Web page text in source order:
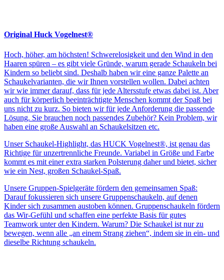
Original Huck Vogelnest®
Hoch, höher, am höchsten! Schwerelosigkeit und den Wind in den
Haaren spüren – es gibt viele Gründe, warum gerade Schaukeln bei
Kindern so beliebt sind. Deshalb haben wir eine ganze Palette an
Schaukelvarianten, die wir Ihnen vorstellen wollen. Dabei achten
wir wie immer darauf, dass für jede Altersstufe etwas dabei ist. Aber
auch für körperlich beeinträchtigte Menschen kommt der Spaß bei
uns nicht zu kurz. So bieten wir für jede Anforderung die passende
Lösung. Sie brauchen noch passendes Zubehör? Kein Problem, wir
haben eine große Auswahl an Schaukelsitzen etc.
Unser Schaukel-Highlight, das HUCK Vogelnest®, ist genau das
Richtige für unzertrennliche Freunde. Variabel in Größe und Farbe
kommt es mit einer extra starken Polsterung daher und bietet, sicher
wie ein Nest, großen Schaukel-Spaß.
Unsere Gruppen-Spielgeräte fördern den gemeinsamen Spaß:
Darauf fokussieren sich unsere Gruppenschaukeln, auf denen
Kinder sich zusammen austoben können. Gruppenschaukeln fördern
das Wir-Gefühl und schaffen eine perfekte Basis für gutes
Teamwork unter den Kindern. Warum? Die Schaukel ist nur zu
bewegen, wenn alle „an einem Strang ziehen“, indem sie in ein- und
dieselbe Richtung schaukeln.